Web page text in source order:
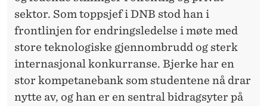
sektor. Som toppsjef i DNB stod han i
frontlinjen for endringsledelse i møte med
store teknologiske gjennombrudd og sterk
internasjonal konkurranse. Bjerke har en
stor kompetanebank som studentene nå drar
nytte av, og han er en sentral bidragsyter på